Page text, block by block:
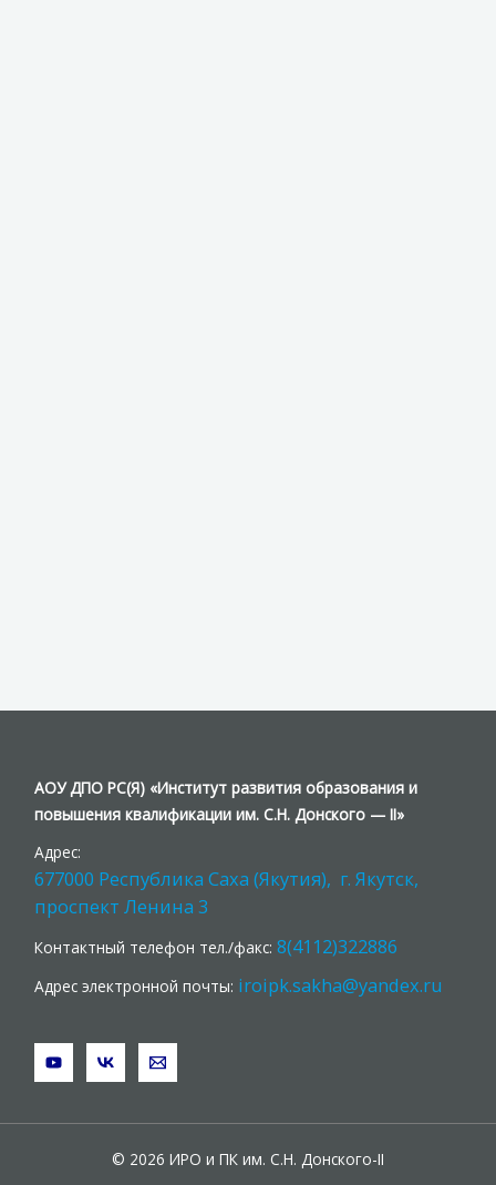
АОУ ДПО РС(Я) «Институт развития образования и
повышения квалификации им. С.Н. Донского — II»
Адрес:
677000 Республика Саха (Якутия), г. Якутск,
проспект Ленина 3
Контактный телефон тел./факс:8(4112)322886
Адрес электронной почты: iroipk.sakha@yandex.ru
© 2026 ИРО и ПК им. С.Н. Донского-II